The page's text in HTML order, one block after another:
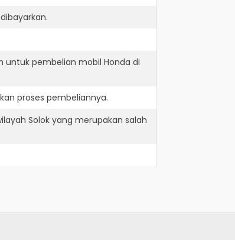
pembelian mobil Honda di
proses pembeliannya.
Solok yang merupakan salah